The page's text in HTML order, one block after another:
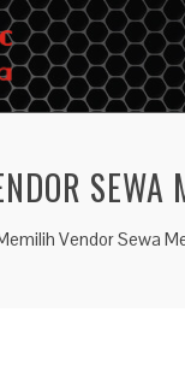
SEWA
Vendor Sewa